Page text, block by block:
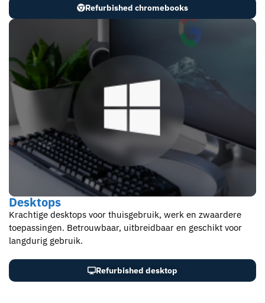
Refurbished chromebooks
Desktops
Krachtige desktops voor thuisgebruik, werk en zwaardere
toepassingen. Betrouwbaar, uitbreidbaar en geschikt voor
langdurig gebruik.
Refurbished desktop